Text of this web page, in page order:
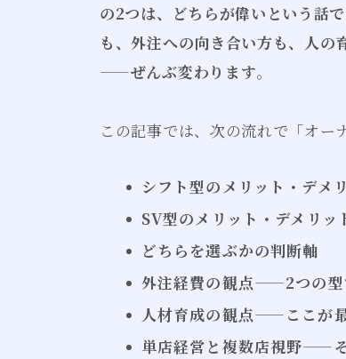
の2つは、どちらが偉いという話
も、外注への向き合い方も、人の
——ぜんぶ変わります。
この記事では、次の流れで「オー
シフト型のメリット・デメ
SV型のメリット・デメリッ
どちらを選ぶかの判断軸
外注経費の観点——2つの型
人材育成の観点——ここが
単店経営と複数店視野——